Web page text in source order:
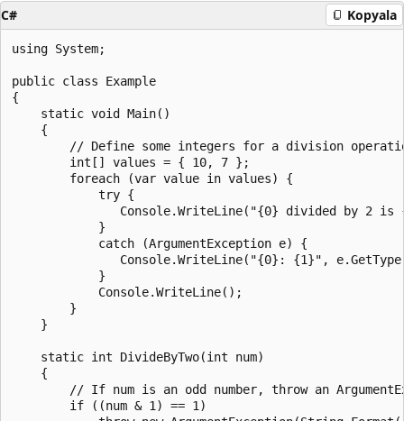
C# Kopyala
using System;
public class Example
{
    static void Main()
    {
// Define some integers for a division
        int[] values = { 10, 7 };
        foreach (var value in values) {
            try {
Console.WriteLine("{0} divided by 2 is
            }
            catch (ArgumentException e) {
Console.WriteLine("{0}: {1}",
            }
            Console.WriteLine();
        }
    }
    static int DivideByTwo(int num)
    {
// If num is an odd number, throw an
        if ((num & 1) == 1)